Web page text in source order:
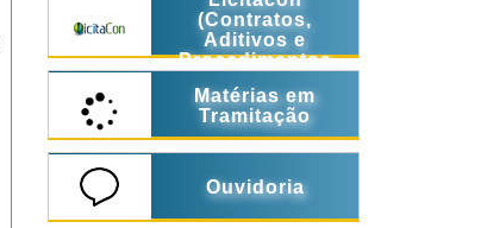
(Contratos,
Aditivos e
Procedimentos
Matérias em
Tramitação
Ouvidoria